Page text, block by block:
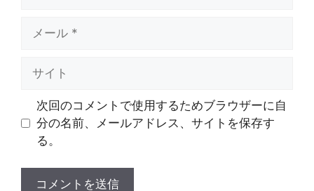
次回のコメントで使用するためブラウザーに自
分の名前、メールアドレス、サイトを保存す
る。